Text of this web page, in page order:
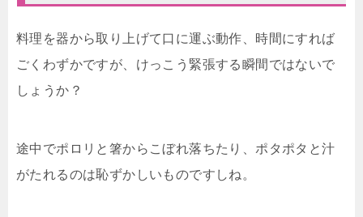
料理を器から取り上げて口に運ぶ動作、時間にすれば
ごくわずかですが、けっこう緊張する瞬間ではないで
しょうか？
途中でポロリと箸からこぼれ落ちたり、ポタポタと汁
がたれるのは恥ずかしいものですしね。